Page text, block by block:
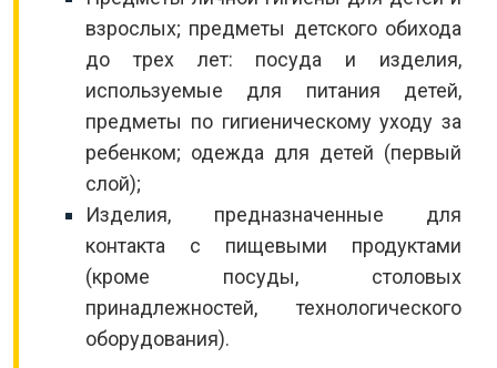
взрослых; предметы детского обихода
до трех лет: посуда и изделия,
используемые для питания детей,
предметы по гигиеническому уходу за
ребенком; одежда для детей (первый
слой);
Изделия, предназначенные для
контакта с пищевыми продуктами
(кроме посуды, столовых
принадлежностей, технологического
оборудования).